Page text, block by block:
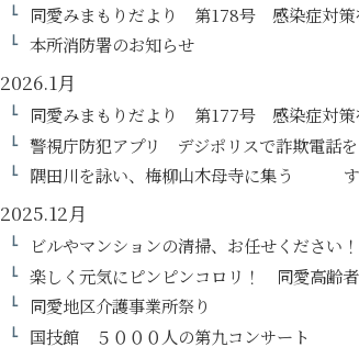
同愛みまもりだより 第178号 感染症対策
本所消防署のお知らせ
2026.1月
同愛みまもりだより 第177号 感染症対策
警視庁防犯アプリ デジポリスで詐欺電話を
隅田川を詠い、梅柳山木母寺に集う す
2025.12月
ビルやマンションの清掃、お任せください！
楽しく元気にピンピンコロリ！ 同愛高齢
同愛地区介護事業所祭り
国技館 ５０００人の第九コンサート